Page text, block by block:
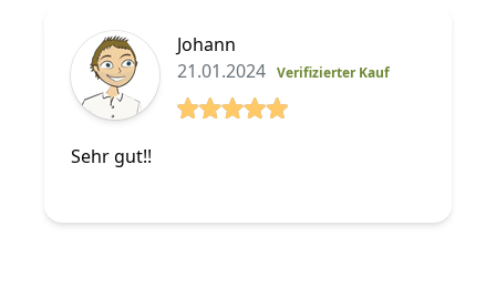
Johann
21.01.2024 Verifizierter Kauf
Sehr gut!!